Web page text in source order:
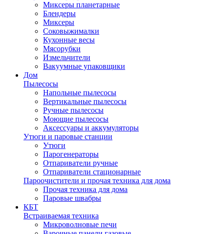
Миксеры планетарные
Блендеры
Миксеры
Соковыжималки
Кухонные весы
Мясорубки
Измельчители
Вакуумные упаковщики
Дом
Пылесосы
Напольные пылесосы
Вертикальные пылесосы
Ручные пылесосы
Моющие пылесосы
Аксессуары и аккумуляторы
Утюги и паровые станции
Утюги
Парогенераторы
Отпариватели ручные
Отпариватели стационарные
Пароочистители и прочая техника для дома
Прочая техника для дома
Паровые швабры
КБТ
Встраиваемая техника
Микроволновые печи